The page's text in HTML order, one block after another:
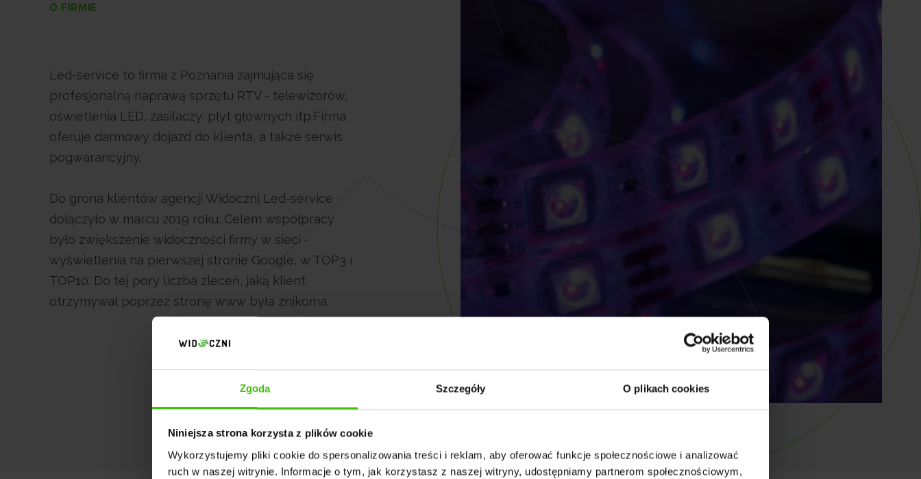
Zgoda Szczegóły O plikach cookies
Niniejsza strona korzysta z plików cookie
Wykorzystujemy pliki cookie do spersonalizowania treści i reklam, aby oferować funkcje społecznościowe i analizować
ruch w naszej witrynie. Informacje o tym, jak korzystasz z naszej witryny, udostępniamy partnerom społecznościowym,
O FIRMIE
Led-service to firma z Poznania zajmująca się
profesjonalną naprawą sprzętu RTV - telewizorów,
oświetlenia LED, zasilaczy, płyt głównych itp.Firma
oferuje darmowy dojazd do klienta, a także serwis
pogwarancyjny.
Do grona klientów agencji Widoczni Led-service
dołączyło w marcu 2019 roku. Celem współpracy
było zwiększenie widoczności firmy w sieci -
wyświetlenia na pierwszej stronie Google, w TOP3 i
TOP10. Do tej pory liczba zleceń, jaką klient
otrzymywał poprzez stronę www była znikoma.